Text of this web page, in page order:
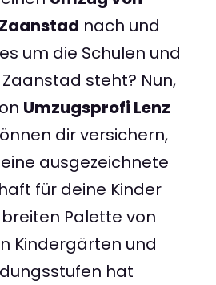
nach und
um die Schulen und
steht? Nun,
Umzugsprofi Lenz
dir versichern,
ausgezeichnete
für deine Kinder
Palette von
Kindergärten und
hat